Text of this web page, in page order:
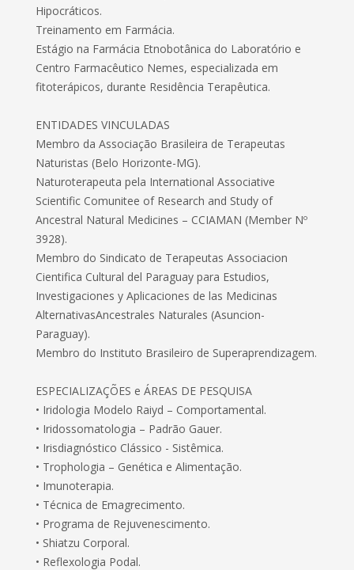
Hipocráticos.
Treinamento em Farmácia.
Estágio na Farmácia Etnobotânica do Laboratório e
Centro Farmacêutico Nemes, especializada em
fitoterápicos, durante Residência Terapêutica.
ENTIDADES VINCULADAS
Membro da Associação Brasileira de Terapeutas
Naturistas (Belo Horizonte-MG).
Naturoterapeuta pela International Associative
Scientific Comunitee of Research and Study of
Ancestral Natural Medicines – CCIAMAN (Member Nº
3928).
Membro do Sindicato de Terapeutas Associacion
Cientifica Cultural del Paraguay para Estudios,
Investigaciones y Aplicaciones de las Medicinas
AlternativasAncestrales Naturales (Asuncion-
Paraguay).
Membro do Instituto Brasileiro de Superaprendizagem.
ESPECIALIZAÇÕES e ÁREAS DE PESQUISA
• Iridologia Modelo Raiyd – Comportamental.
• Iridossomatologia – Padrão Gauer.
• Irisdiagnóstico Clássico - Sistêmica.
• Trophologia – Genética e Alimentação.
• Imunoterapia.
• Técnica de Emagrecimento.
• Programa de Rejuvenescimento.
• Shiatzu Corporal.
• Reflexologia Podal.